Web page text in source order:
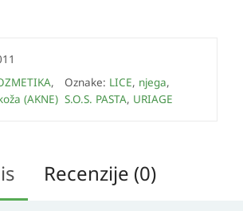
,
(AKNE)
Oznake: LICE, njega,
S.O.S. PASTA, URIAGE
Recenzije (0)